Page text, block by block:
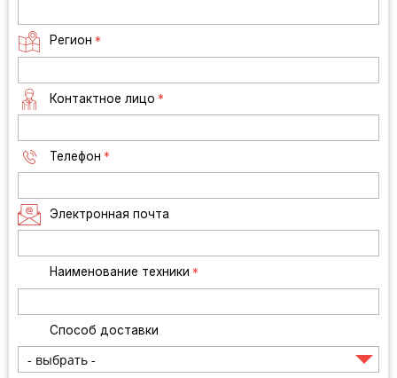
Регион *
Контактное лицо *
Телефон *
Электронная почта
Наименование техники *
Способ доставки